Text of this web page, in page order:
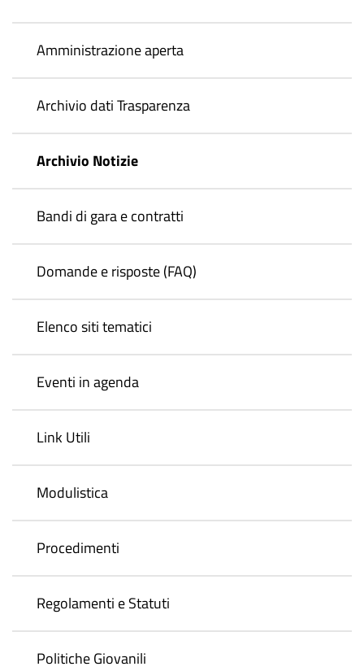
Amministrazione aperta
Archivio dati Trasparenza
Archivio Notizie
Bandi di gara e contratti
Domande e risposte (FAQ)
Elenco siti tematici
Eventi in agenda
Link Utili
Modulistica
Procedimenti
Regolamenti e Statuti
Politiche Giovanili